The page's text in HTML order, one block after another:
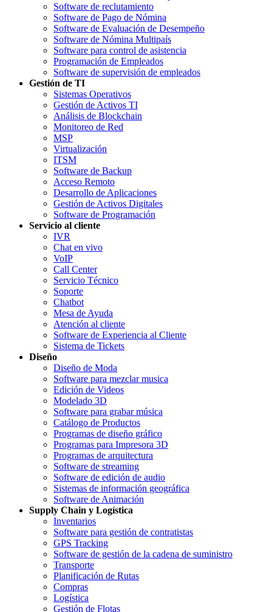
Software de reclutamiento
Software de Pago de Nómina
Software de Evaluación de Desempeño
Software de Nómina Multipaís
Software para control de asistencia
Programación de Empleados
Software de supervisión de empleados
Gestión de TI
Sistemas Operativos
Gestión de Activos TI
Análisis de Blockchain
Monitoreo de Red
MSP
Virtualización
ITSM
Software de Backup
Acceso Remoto
Desarrollo de Aplicaciones
Gestión de Activos Digitales
Software de Programación
Servicio al cliente
IVR
Chat en vivo
VoIP
Call Center
Servicio Técnico
Soporte
Chatbot
Mesa de Ayuda
Atención al cliente
Software de Experiencia al Cliente
Sistema de Tickets
Diseño
Diseño de Moda
Software para mezclar musica
Edición de Videos
Modelado 3D
Software para grabar música
Catálogo de Productos
Programas de diseño gráfico
Programas para Impresora 3D
Programas de arquitectura
Software de streaming
Software de edición de audio
Sistemas de información geográfica
Software de Animación
Supply Chain y Logística
Inventarios
Software para gestión de contratistas
GPS Tracking
Software de gestión de la cadena de suministro
Transporte
Planificación de Rutas
Compras
Logística
Gestión de Flotas